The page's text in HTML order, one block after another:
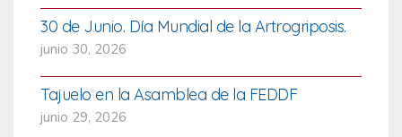
30 de Junio. Día Mundial de la Artrogriposis.
junio 30, 2026
Tajuelo en la Asamblea de la FEDDF
junio 29, 2026